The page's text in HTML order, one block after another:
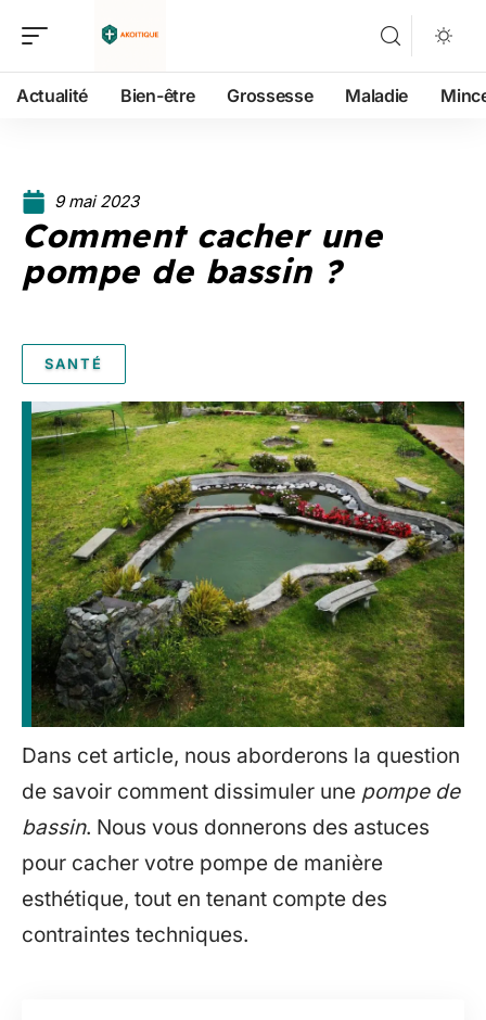
Actualité Bien-être Grossesse Maladie
9 mai 2023
Comment cacher une
pompe de bassin ?
SANTÉ
Dans cet article, nous aborderons la question
de savoir comment dissimuler une pompe de
bassin. Nous vous donnerons des astuces
pour cacher votre pompe de manière
esthétique, tout en tenant compte des
contraintes techniques.